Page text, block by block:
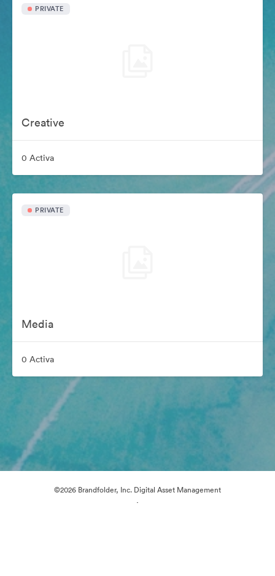
PRIVATE
Creative
0 Activa
PRIVATE
Media
0 Activa
©2026 Brandfolder, Inc. Digital Asset Management
·